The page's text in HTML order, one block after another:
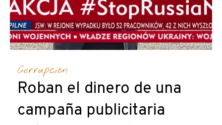
Corrupción
Roban el dinero de una
campaña publicitaria